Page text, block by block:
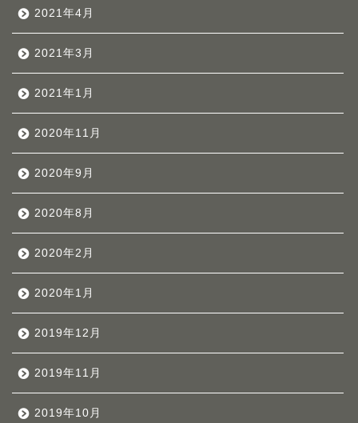
2021年4月
2021年3月
2021年1月
2020年11月
2020年9月
2020年8月
2020年2月
2020年1月
2019年12月
2019年11月
2019年10月